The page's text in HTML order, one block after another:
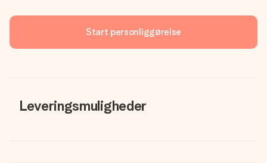
Start personliggørelse
Leveringsmuligheder